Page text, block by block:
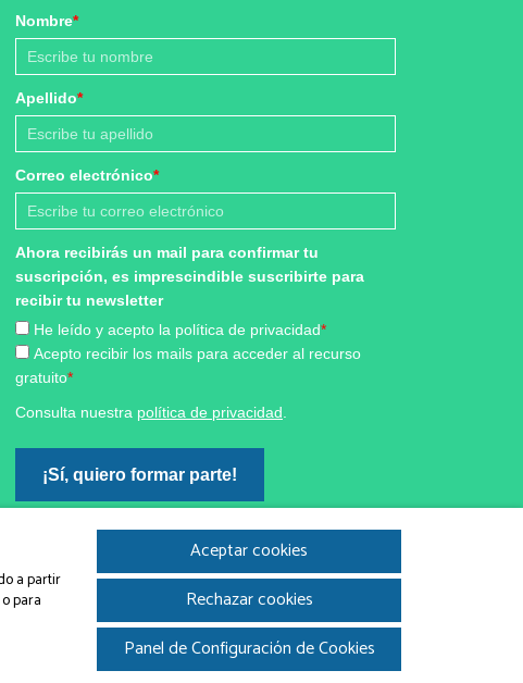
Nombre*
Apellido*
Correo electrónico*
Ahora recibirás un mail para confirmar tu
suscripción, es imprescindible suscribirte para
recibir tu newsletter
He leído y acepto la política de privacidad*
Acepto recibir los mails para acceder al recurso
gratuito*
Consulta nuestra política de privacidad
¡Sí, quiero formar parte!
ActiveCampaign
Disseny i desenvolupament web
a partir
para
Aceptar cookies
Rechazar cookies
Panel de Configuración de Cookies